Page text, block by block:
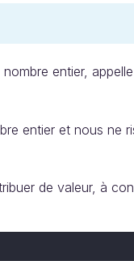
entier,
entier et nous ne
de valeur, à